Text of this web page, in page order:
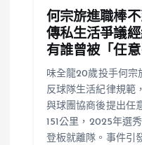
何宗旂進職棒
傳私生活爭議
有誰曾被「任意
味全龍20歲投手何宗
反球隊生活紀律規範
與球團協商後提出任
151公里，2025年選
登板就離隊。事件引